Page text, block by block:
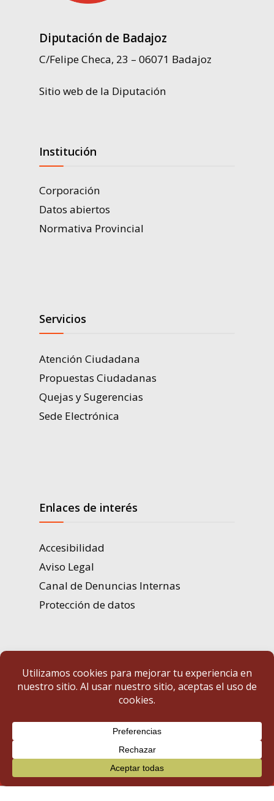
Diputación de Badajoz
C/Felipe Checa, 23 – 06071 Badajoz
Sitio web de la Diputación
Institución
Corporación
Datos abiertos
Normativa Provincial
Servicios
Atención Ciudadana
Propuestas Ciudadanas
Quejas y Sugerencias
Sede Electrónica
Enlaces de interés
Accesibilidad
Aviso Legal
Canal de Denuncias Internas
Protección de datos
Portal de Transparencia | Diputación de Badajoz